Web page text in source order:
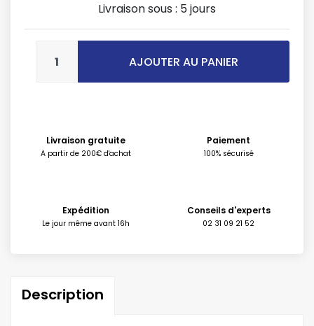
Livraison sous : 5 jours
AJOUTER AU PANIER
Livraison gratuite
A partir de 200€ d'achat
Paiement
100% sécurisé
Expédition
Le jour même avant 16h
Conseils d'experts
02 31 09 21 52
Description